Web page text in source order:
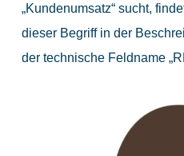
„Kundenumsatz“ sucht,
dieser Begriff in der
der technische Feldname